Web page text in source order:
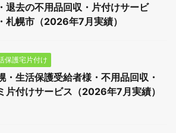
退去の不用品回収・片付けサービ
札幌市（2026年7月実績）
保護宅片付け
・生活保護受給者様・不用品回収・
片付けサービス（2026年7月実績）